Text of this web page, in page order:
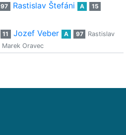
97 Rastislav Štefáni A
15
11 Jozef Veber A 97
Rastislav
Marek Oravec